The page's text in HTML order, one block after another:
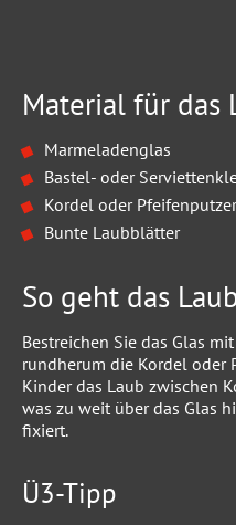
Material für das
Marmeladenglas
Bastel- oder
Kordel oder Pfeifenputzer
Bunte Laubblätter
So geht das
Bestreichen Sie das Glas
rundherum die Kordel oder
Kinder das Laub zwischen
was zu weit über das Glas
fixiert.
Ü3-Tipp